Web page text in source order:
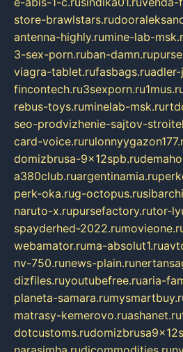
store-brawlstars.ru
antenna-highly.rumine-lab-
3-sex-porn.ruban-damn.ru
viagra-tablet.rufasbags.ruadler-
fincontech.ru3sexporn.ru
rebus-toys.ruminelab-msk.ru
seo-prodvizhenie-sajtov-
card-voice.ru
domizbrusa-9x12spb.ru
a380club.ruargentinamia.ru
perk-oka.rug-octopus.ru
naruto-x.rupursefactory.rutor-
spayderhed-2022.ru
webamator.ruma-absolut1.ru
nv-750.runews-plain.ru
dizfiles.ruyoutubefree.ruaria-
planeta-samara.ru
matrasy-kemerovo.ruashanet.ru
dotcustoms.ru